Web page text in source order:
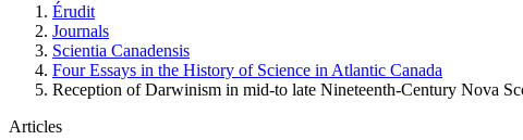
Érudit
Journals
Scientia Canadensis
Four Essays in the History of Science in Atlantic Canada
Reception of Darwinism in mid-to late Nineteenth-Century Nova
Articles